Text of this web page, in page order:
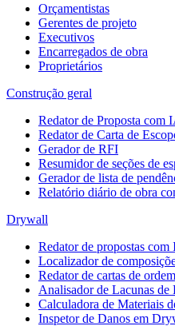
Orçamentistas
Gerentes de projeto
Executivos
Encarregados de obra
Proprietários
Construção geral
Redator de Proposta com
Redator de Carta de
Gerador de RFI
Resumidor de seções de
Gerador de lista de
Relatório diário de obra
Drywall
Redator de propostas com
Localizador de
Redator de cartas de
Analisador de Lacunas de
Calculadora de Materiais
Inspetor de Danos em